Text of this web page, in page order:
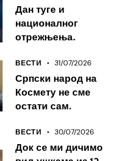
Дан туге и
националног
отрежњења.
ВЕСТИ 31/07/2026
Српски народ на
Космету не сме
остати сам.
ВЕСТИ 30/07/2026
Док се ми дичимо